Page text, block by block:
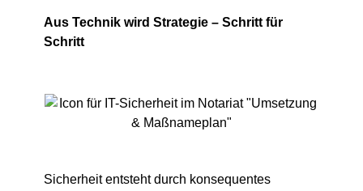
Aus Technik wird Strategie – Schritt für
Schritt
Sicherheit entsteht durch konsequentes